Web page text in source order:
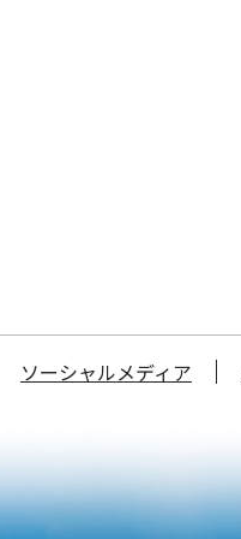
ソーシャルメディア